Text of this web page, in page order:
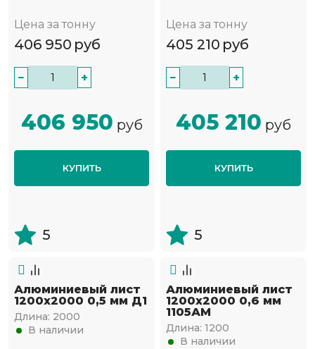
Цена за тонну
406 950 руб
− +
406 950 руб
КУПИТЬ
5
Цена за тонну
405 210 руб
− +
405 210 руб
КУПИТЬ
5
Алюминиевый лист
1200х2000 0,5 мм Д1
Длина: 2000
В наличии
Алюминиевый лист
1200х2000 0,6 мм
1105АМ
Длина: 1200
В наличии